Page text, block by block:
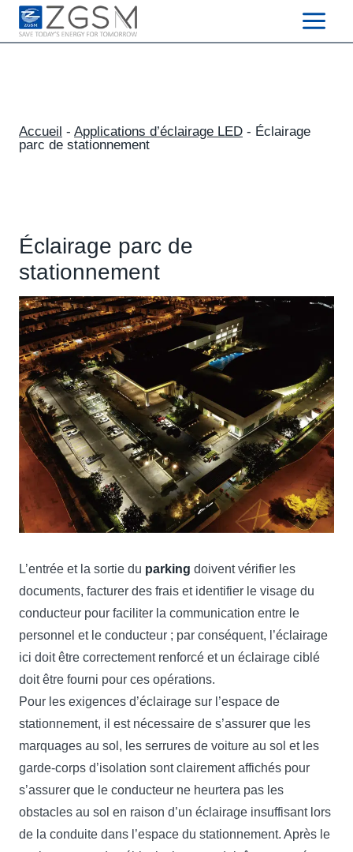
Skip
Accueil - Applications d’éclairage LED - Éclairage
parc de stationnement
Éclairage parc de
stationnement
L’entrée et la sortie du parking doivent vérifier les
documents, facturer des frais et identifier le visage du
conducteur pour faciliter la communication entre le
personnel et le conducteur ; par conséquent, l’éclairage
ici doit être correctement renforcé et un éclairage ciblé
doit être fourni pour ces opérations.
Pour les exigences d’éclairage sur l’espace de
stationnement, il est nécessaire de s’assurer que les
marquages au sol, les serrures de voiture au sol et les
garde-corps d’isolation sont clairement affichés pour
s’assurer que le conducteur ne heurtera pas les
obstacles au sol en raison d’un éclairage insuffisant lors
de la conduite dans l’espace du stationnement. Après le